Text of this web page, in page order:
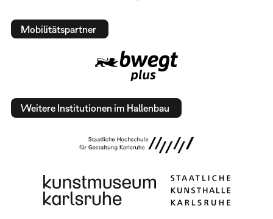
Mobilitätspartner
Weitere Institutionen im Hallenbau